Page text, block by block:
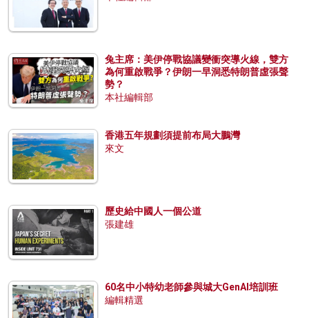
兔主席：美伊停戰協議變衝突導火線，雙方
為何重啟戰爭？伊朗一早洞悉特朗普虛張聲
勢？
本社編輯部
香港五年規劃須提前布局大鵬灣
來文
歷史給中國人一個公道
張建雄
60名中小特幼老師參與城大GenAI培訓班
編輯精選